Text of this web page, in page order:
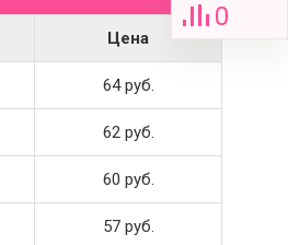
Цена
64 руб.
62 руб.
60 руб.
57 руб.
0